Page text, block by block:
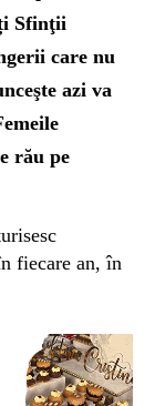
Sfinţii
care nu
azi va
rău pe
fiecare an, în